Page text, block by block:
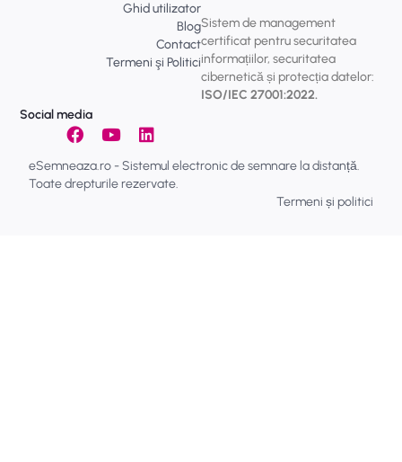
Ghid utilizator
Blog
Contact
Termeni şi Politici
Sistem de management
certificat pentru securitatea
informațiilor, securitatea
cibernetică și protecția datelor:
ISO/IEC 27001:2022.
Social media
eSemneaza.ro - Sistemul electronic de semnare la distanță.
Toate drepturile rezervate.
Termeni și politici